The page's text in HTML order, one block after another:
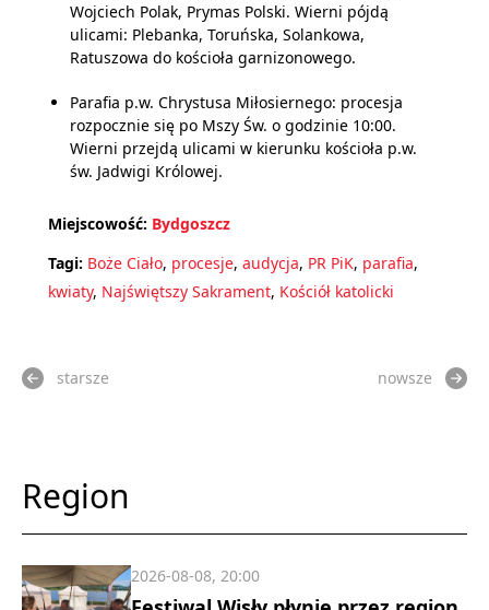
Wojciech Polak, Prymas Polski. Wierni pójdą
ulicami: Plebanka, Toruńska, Solankowa,
Ratuszowa do kościoła garnizonowego.
Parafia p.w. Chrystusa Miłosiernego: procesja
rozpocznie się po Mszy Św. o godzinie 10:00.
Wierni przejdą ulicami w kierunku kościoła p.w.
św. Jadwigi Królowej.
Miejscowość: Bydgoszcz
Tagi: Boże Ciało, procesje, audycja, PR PiK, parafia,
kwiaty, Najświętszy Sakrament, Kościół katolicki
starsze nowsze
Region
2026-08-08, 20:00